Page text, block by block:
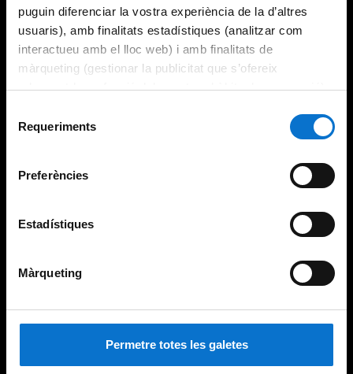
puguin diferenciar la vostra experiència de la d’altres
usuaris), amb finalitats estadístiques (analitzar com
interactueu amb el lloc web) i amb finalitats de
màrqueting (gestionar la publicitat que s’ofereix
adequant-la en funció dels vostres hàbits de navegació).
consultar laPolítica de galetes del lloc web de la
Requeriments
Preferències
Estadístiques
Màrqueting
Permetre totes les galetes